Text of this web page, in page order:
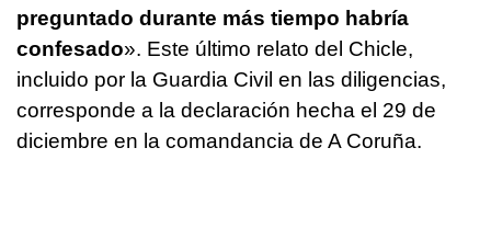
preguntado durante más tiempo habría
confesado». Este último relato del Chicle,
incluido por la Guardia Civil en las diligencias,
corresponde a la declaración hecha el 29 de
diciembre en la comandancia de A Coruña.